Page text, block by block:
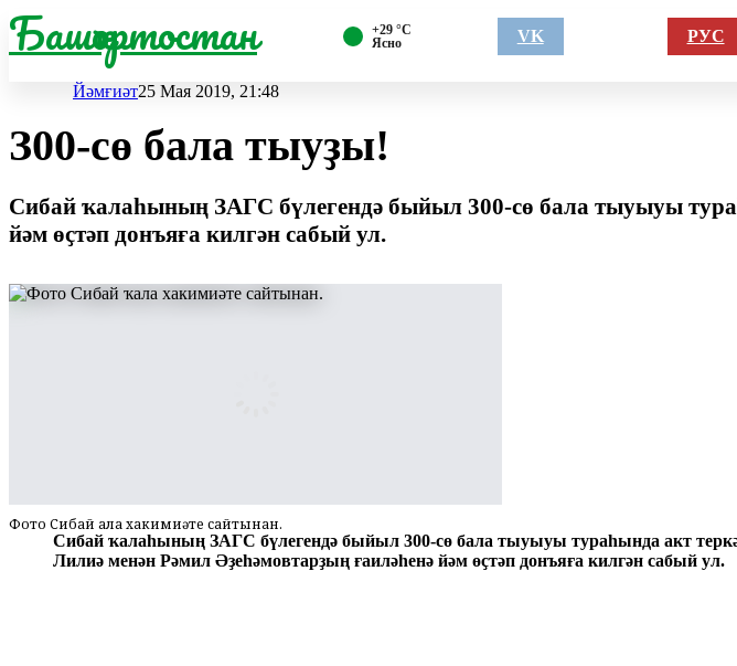
Башҡортостан
+29 °С
Ясно
VK РУС
Йәмғиәт25 Мая 2019, 21:48
З00-сө бала тыуҙы!
Сибай ҡалаһының ЗАГС бүлегендә быйыл 300-сө бала тыуыуы
йәм өҫтәп донъяға килгән сабый ул.
Фото Сибай ҡала хакимиәте сайтынан.
Сибай ҡалаһының ЗАГС бүлегендә быйыл 300-сө бала тыуыуы тураһында акт
Лилиә менән Рәмил Әҙеһәмовтарҙың ғаиләһенә йәм өҫтәп донъяға килгән сабый ул.